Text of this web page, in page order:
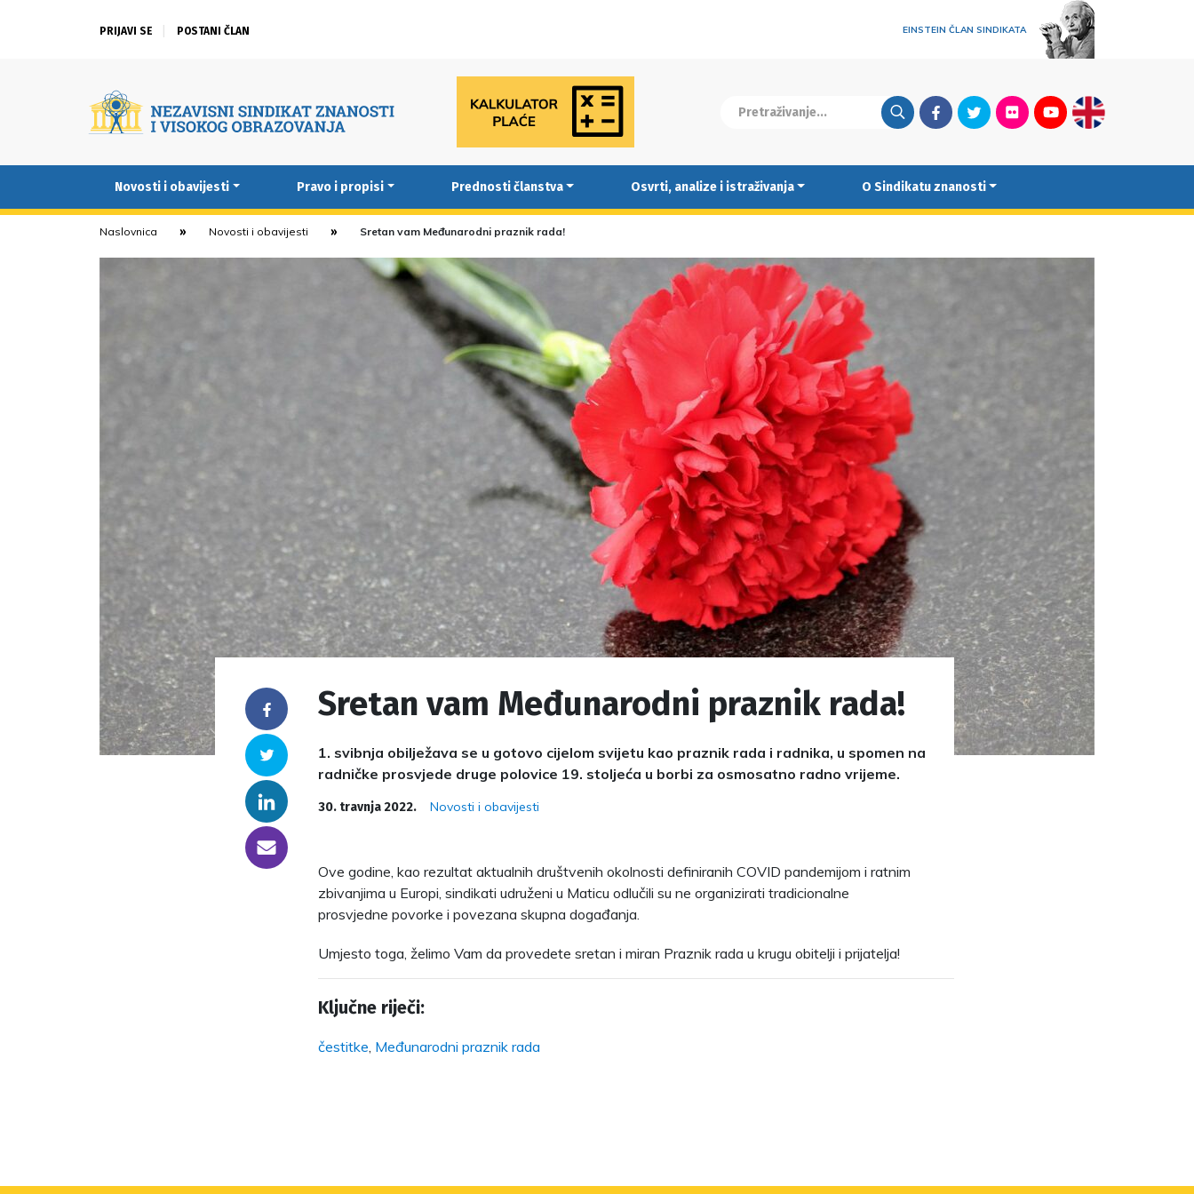
PRIJAVI SE POSTANI ČLAN EINSTEIN ČLAN SINDIKATA
FacebookTwitterFlickrYoutubeEnglish
Novosti i obavijesti Pravo i propisi Prednosti članstva Osvrti, analize i istraživanja O Sindikatu znanosti
Naslovnica Novosti i obavijesti Sretan vam Međunarodni praznik rada!
Facebook
Twitter
Linkedin
someone@yoursite.com
Sretan vam Međunarodni praznik rada!
1. svibnja obilježava se u gotovo cijelom svijetu kao praznik rada i radnika, u spomen na
radničke prosvjede druge polovice 19. stoljeća u borbi za osmosatno radno vrijeme.
30. travnja 2022. Novosti i obavijesti
Ove godine, kao rezultat aktualnih društvenih okolnosti definiranih COVID pandemijom i ratnim
zbivanjima u Europi, sindikati udruženi u Maticu odlučili su ne organizirati tradicionalne
prosvjedne povorke i povezana skupna događanja.
Umjesto toga, želimo Vam da provedete sretan i miran Praznik rada u krugu obitelji i prijatelja!
Ključne riječi:
čestitke, Međunarodni praznik rada